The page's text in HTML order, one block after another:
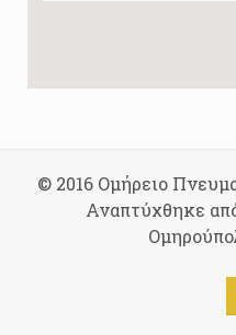
© 2016 Ομήρειο
Αναπτύχθηκε